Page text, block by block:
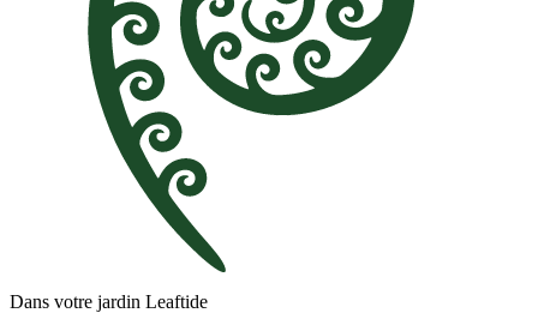
Dans votre jardin Leaftide